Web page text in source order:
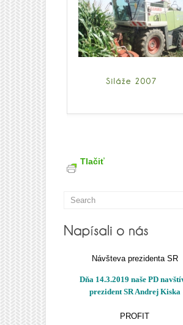
Tlačiť
Návšteva prezidenta SR
Dňa 14.3.2019 naše PD
prezident SR Andrej Kiska
PROFIT